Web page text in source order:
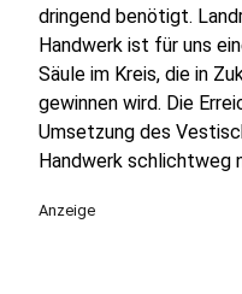
dringend benötigt.
Handwerk ist für uns
Säule im Kreis, die in
gewinnen wird. Die
Umsetzung des
Handwerk schlichtweg
Anzeige